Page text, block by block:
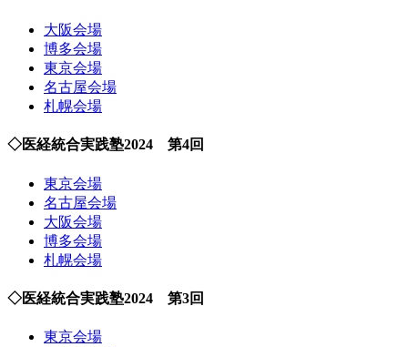
大阪会場
博多会場
東京会場
名古屋会場
札幌会場
◇医経統合実践塾2024 第4回
東京会場
名古屋会場
大阪会場
博多会場
札幌会場
◇医経統合実践塾2024 第3回
東京会場